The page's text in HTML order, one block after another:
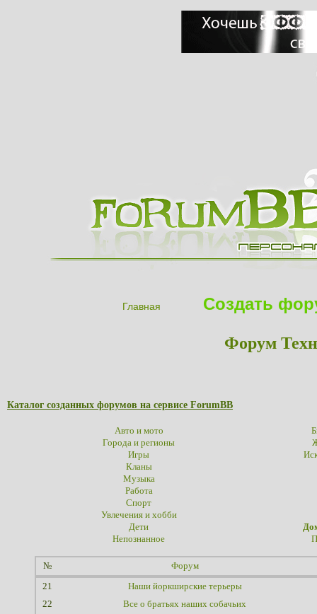
Главная Создать
Форум
Каталог созданных форумов на сервисе ForumBB
Авто и мото
Города и регионы
Игры
Кланы
Музыка
Работа
Спорт
Увлечения и хобби
Дети
Непознанное
№ Форум
21
Наши йоркширские терьеры
22
Все о братьях наших собачьих